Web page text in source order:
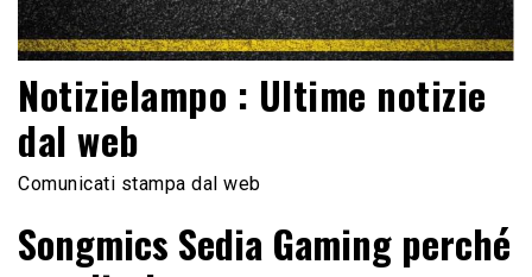
Notizielampo : Ultime notizie
dal web
Comunicati stampa dal web
Songmics Sedia Gaming perché